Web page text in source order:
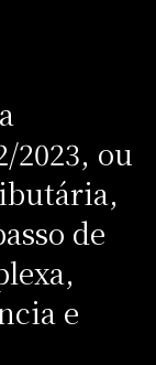
2023, ou
de
e